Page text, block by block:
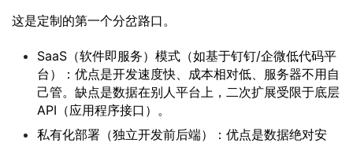
这是定制的第一个分岔路口。
SaaS（软件即服务）模式（如基于钉钉/企微低代码平
台）：优点是开发速度快、成本相对低、服务器不用自
己管。缺点是数据在别人平台上，二次扩展受限于底层
API（应用程序接口）。
私有化部署（独立开发前后端）：优点是数据绝对安